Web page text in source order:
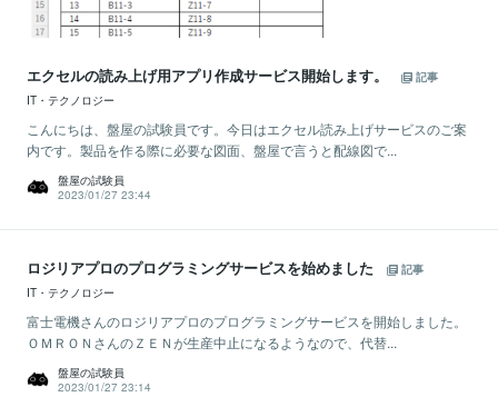
エクセルの読み上げ用アプリ作成サービス開始します。
記事
IT・テクノロジー
こんにちは、盤屋の試験員です。今日はエクセル読み上げサービスのご案
内です。製品を作る際に必要な図面、盤屋で言うと配線図で...
盤屋の試験員
2023/01/27 23:44
ロジリアプロのプログラミングサービスを始めました
記事
IT・テクノロジー
富士電機さんのロジリアプロのプログラミングサービスを開始しました。
ＯＭＲＯＮさんのＺＥＮが生産中止になるようなので、代替...
盤屋の試験員
2023/01/27 23:14